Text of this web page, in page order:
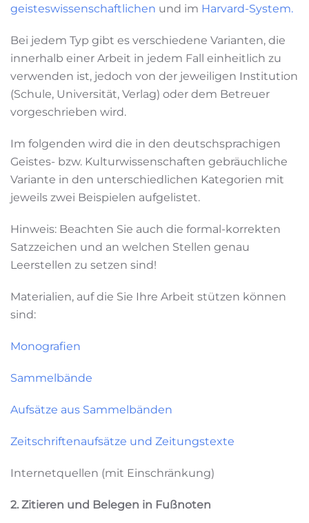
geisteswissenschaftlichen und im Harvard-System.
Bei jedem Typ gibt es verschiedene Varianten, die
innerhalb einer Arbeit in jedem Fall einheitlich zu
verwenden ist, jedoch von der jeweiligen Institution
(Schule, Universität, Verlag) oder dem Betreuer
vorgeschrieben wird.
Im folgenden wird die in den deutschsprachigen
Geistes- bzw. Kulturwissenschaften gebräuchliche
Variante in den unterschiedlichen Kategorien mit
jeweils zwei Beispielen aufgelistet.
Hinweis: Beachten Sie auch die formal-korrekten
Satzzeichen und an welchen Stellen genau
Leerstellen zu setzen sind!
Materialien, auf die Sie Ihre Arbeit stützen können
sind:
Monografien
Sammelbände
Aufsätze aus Sammelbänden
Zeitschriftenaufsätze und Zeitungstexte
Internetquellen (mit Einschränkung)
2. Zitieren und Belegen in Fußnoten